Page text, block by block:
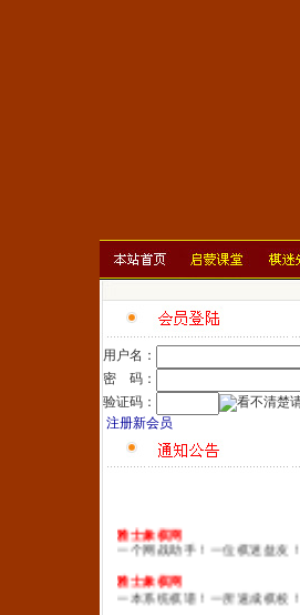
用户名：
密 码：
验证码：
注册新会员
雅士象棋网
一个网战助手！一位棋迷益友！
雅士象棋网
一本系统棋谱！一所速成棋校！